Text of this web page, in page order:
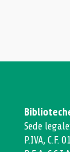
Sede
P.IVA, C.F.